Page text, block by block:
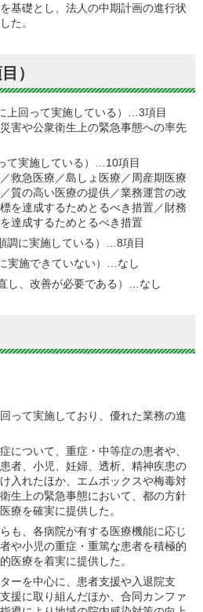
基礎とし、法人の中期計画の進行状
た。
）
上回って実施している）…3項目
害や公衆衛生上の緊急事態への率先
て実施している）…10項目
救急医療／島しょ医療／周産期医療
質の高い医療の提供／業務運営の改
を達成するためとるべき措置／財務
達成するためとるべき措置
調に実施している）…8項目
実施できていない）…なし
し、改善が必要である）…なし
って実施しており、優れた業務の進
について、重症・中等症の患者や、
者、小児、妊婦、透析、精神疾患の
入れたほか、エムポックスや梅毒対
生上の緊急事態において、都の方針
療を確実に提供した。
も、各病院が有する医療機能に応じ
や小児の重症・重篤な患者を積極的
医療を着実に提供した。
ーを中心に、患者支援や入退院支
援に取り組んだほか、合同カンファ